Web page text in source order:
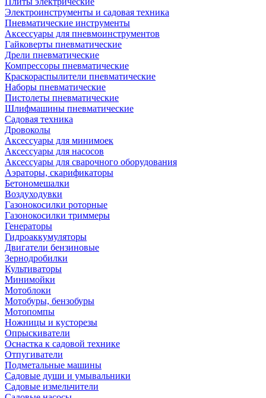
Электроинструменты и садовая техника
Пневматические инструменты
Аксессуары для пневмоинструментов
Гайковерты пневматические
Дрели пневматические
Компрессоры пневматические
Краскораспылители пневматические
Наборы пневматические
Пистолеты пневматические
Шлифмашины пневматические
Садовая техника
Дровоколы
Аксессуары для минимоек
Аксессуары для насосов
Аксессуары для сварочного оборудования
Аэраторы, скарификаторы
Бетономешалки
Воздуходувки
Газонокосилки роторные
Газонокосилки триммеры
Генераторы
Гидроаккумуляторы
Двигатели бензиновые
Зернодробилки
Культиваторы
Минимойки
Мотоблоки
Мотобуры, бензобуры
Мотопомпы
Ножницы и кусторезы
Опрыскиватели
Оснастка к садовой технике
Отпугиватели
Подметальные машины
Садовые души и умывальники
Садовые измельчители